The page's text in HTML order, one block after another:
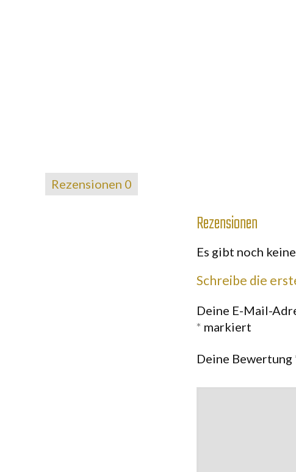
Rezensionen 0
Rezensionen
Es gibt noch
Schreibe die
Deine E-Mail-
* markiert
Deine Bewertung